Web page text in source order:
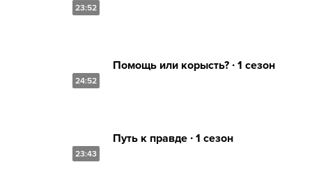
23:52
24:52
Помощь или корысть? ∙ 1 сезон
23:43
Путь к правде ∙ 1 сезон